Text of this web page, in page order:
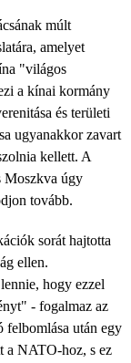
múlt
amelyet
"világos
a kínai kormány
és területi
ugyanakkor zavart
kellett. A
Moszkva úgy
tovább.
sorát hajtotta
ellen.
hogy ezzel
- fogalmaz az
felbomlása után egy
a NATO-hoz, s ez